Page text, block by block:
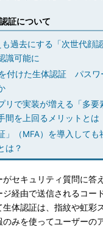
証について
も過去にする「次世代顔
識可能に
付けた生体認証 パスワ
リで実装が増える「多要
間を上回るメリットとは
」（MFA）を導入して
は？
セキュリティ質問に答
ジ経由で送信されるコー
生体認証は、指紋や虹彩
のみを使ってユーザーの